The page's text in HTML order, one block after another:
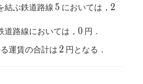
結ぶ鉄道路線 5
5 においては， 2
2
道路線においては， 0
0 円．
運賃の合計は 2
2 円となる．